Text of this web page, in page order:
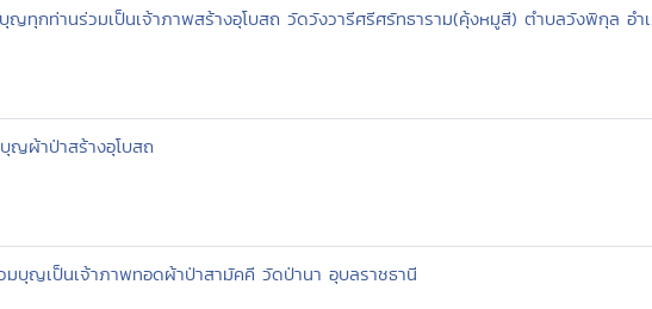
ญทุกท่านร่วมเป็นเจ้าภาพสร้างอุโบสถ วัดวังวารีศรีศรัทธาราม(คุ้งหมูสี) ตำบลวังพิกุล อ
ญผ้าป่าสร้างอุโบสถ
มบุญเป็นเจ้าภาพทอดผ้าป่าสามัคคี วัดป่านา อุบลราชธานี